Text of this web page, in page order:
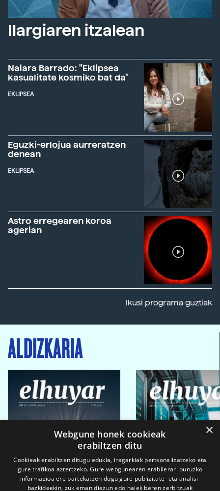
Ilargiaren itzalean
Naiara Barrado: "Eklipsea
kasualitate kosmiko bat da"
EKLIPSEA
Eguzki-erlojua aurreratzen
denean
EKLIPSEA
Astro erregearen koroa
agerian
Ikusi programa guztiak
ALDIZKARIA
×
Webgune honek cookieak
erabiltzen ditu
Cookieak erabiltzen ditugu edukia, iragarkiak pertsonalizatzeko eta
gure trafikoa aztertzeko. Gure webgunearen erabilerari buruzko
informazioa ere partekatzen dugu gure publizitate- eta analisi-
bazkideekin, zuk eman diezun edo haiek beren zerbitzuak